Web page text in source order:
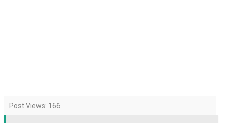
Post Views: 166